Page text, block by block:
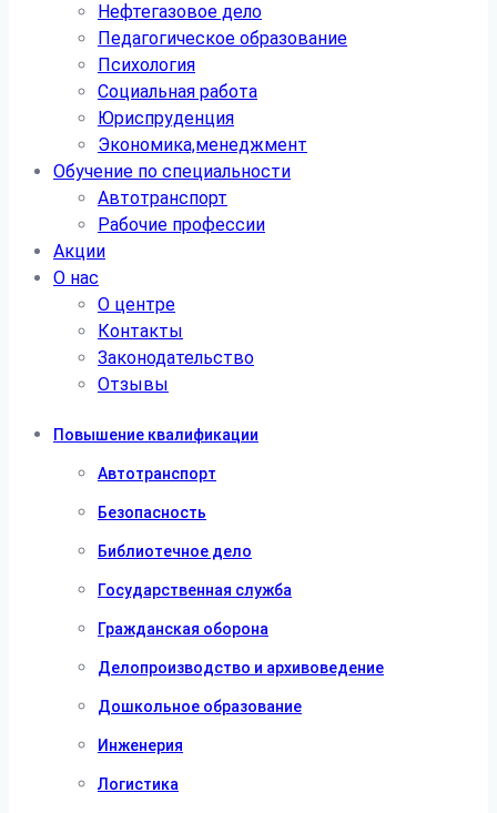
Нефтегазовое дело
Педагогическое образование
Психология
Социальная работа
Юриспруденция
Экономика,менеджмент
Обучение по специальности
Автотранспорт
Рабочие профессии
Акции
О нас
О центре
Контакты
Законодательство
Отзывы
Повышение квалификации
Автотранспорт
Безопасность
Библиотечное дело
Государственная служба
Гражданская оборона
Делопроизводство и архивоведение
Дошкольное образование
Инженерия
Логистика